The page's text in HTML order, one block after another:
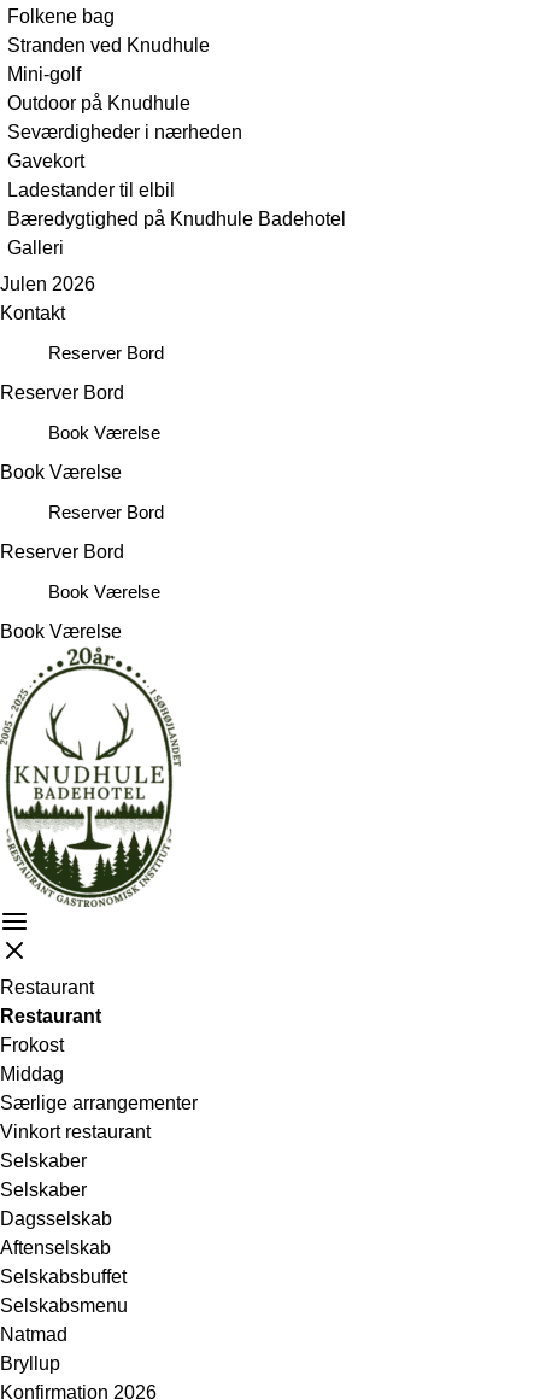
Folkene bag
Stranden ved Knudhule
Mini-golf
Outdoor på Knudhule
Seværdigheder i nærheden
Gavekort
Ladestander til elbil
Bæredygtighed på Knudhule Badehotel
Galleri
Julen 2026
Kontakt
Reserver Bord
Reserver Bord
Book Værelse
Book Værelse
Reserver Bord
Reserver Bord
Book Værelse
Book Værelse
Restaurant
Restaurant
Frokost
Middag
Særlige arrangementer
Vinkort restaurant
Selskaber
Selskaber
Dagsselskab
Aftenselskab
Selskabsbuffet
Selskabsmenu
Natmad
Bryllup
Konfirmation 2026